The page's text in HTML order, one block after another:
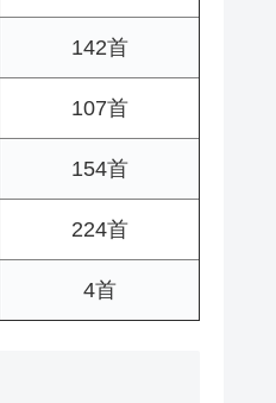
142首
107首
154首
224首
4首